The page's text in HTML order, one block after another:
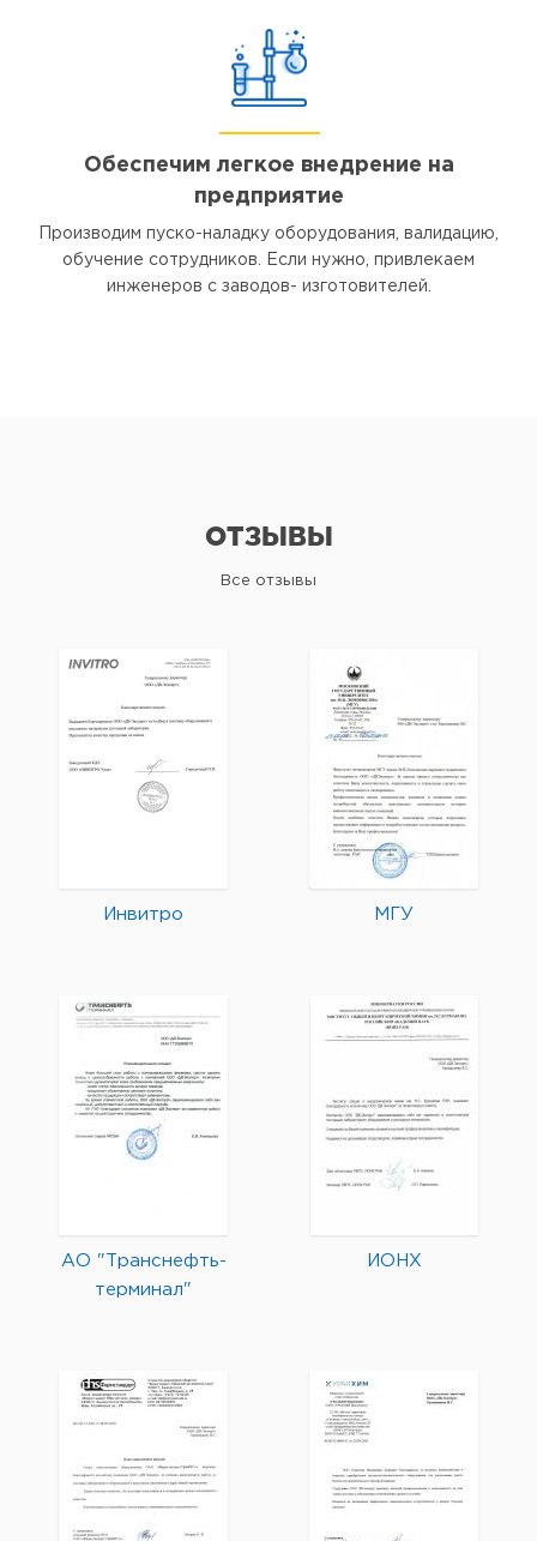
Обеспечим легкое внедрение на
предприятие
Производим пуско-наладку оборудования, валидацию,
обучение сотрудников. Если нужно, привлекаем
инженеров с заводов- изготовителей.
ОТЗЫВЫ
Все отзывы
Инвитро МГУ
АО "Транснефть-
терминал"
ИОНХ